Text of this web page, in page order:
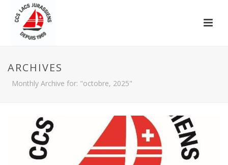
ARCHIVES
Monthly Archive for: "octobre, 2025"